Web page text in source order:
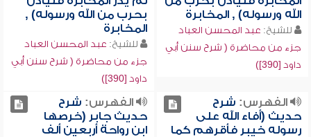
الله ورسوله) , المخابرة
للشيخ: عبد المحسن العباد
جزء من محاضرة ( شرح سنن أبي
داود [390])
بحرب من الله ورسوله) ,
المخابرة
للشيخ: عبد المحسن العباد
جزء من محاضرة ( شرح سنن أبي
داود [390])
الفهرس: شرح
حديث (أفاء الله على
رسوله خيبر فأقرهم كما
الفهرس: شرح
حديث جابر (خرصها
ابن رواحة أربعين ألف